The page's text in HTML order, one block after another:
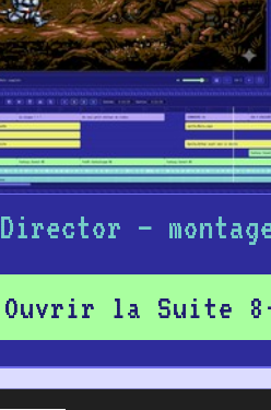
Director –
Ouvrir la Suite